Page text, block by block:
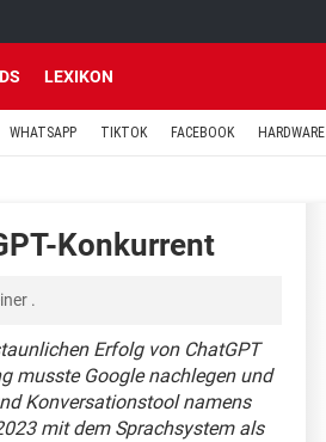
LEXIKON
WHATSAPP TIKTOK FACEBOOK HARDWARE
Konkurrent
.
Erfolg von ChatGPT
musste Google nachlegen und
Konversationstool namens
mit dem Sprachsystem als